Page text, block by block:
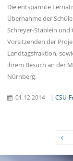
Die entspannte
Übernahme der
Schreyer-Stäblein und
Vorsitzenden der
Landtagsfraktion,
ihrem Besuch an der
Nürnberg.
01.12.2014 | CSU-